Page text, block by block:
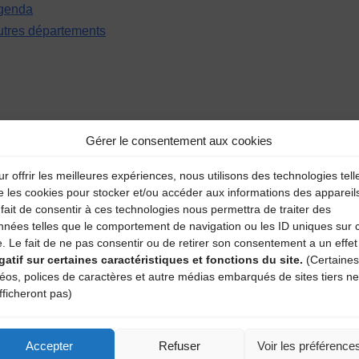
Gérer le consentement aux cookies
offrir les meilleures expériences, nous utilisons des technologies
les cookies pour stocker et/ou accéder aux informations des
de consentir à ces technologies nous permettra de traiter des
telles que le comportement de navigation ou les ID uniques sur
Le fait de ne pas consentir ou de retirer son consentement a un effet
sur certaines caractéristiques et fonctions du site. (Certaines
polices de caractères et autre médias embarqués de sites tiers ne
pas)
Accepter Refuser Voir les
départements
sont indiqués avec*